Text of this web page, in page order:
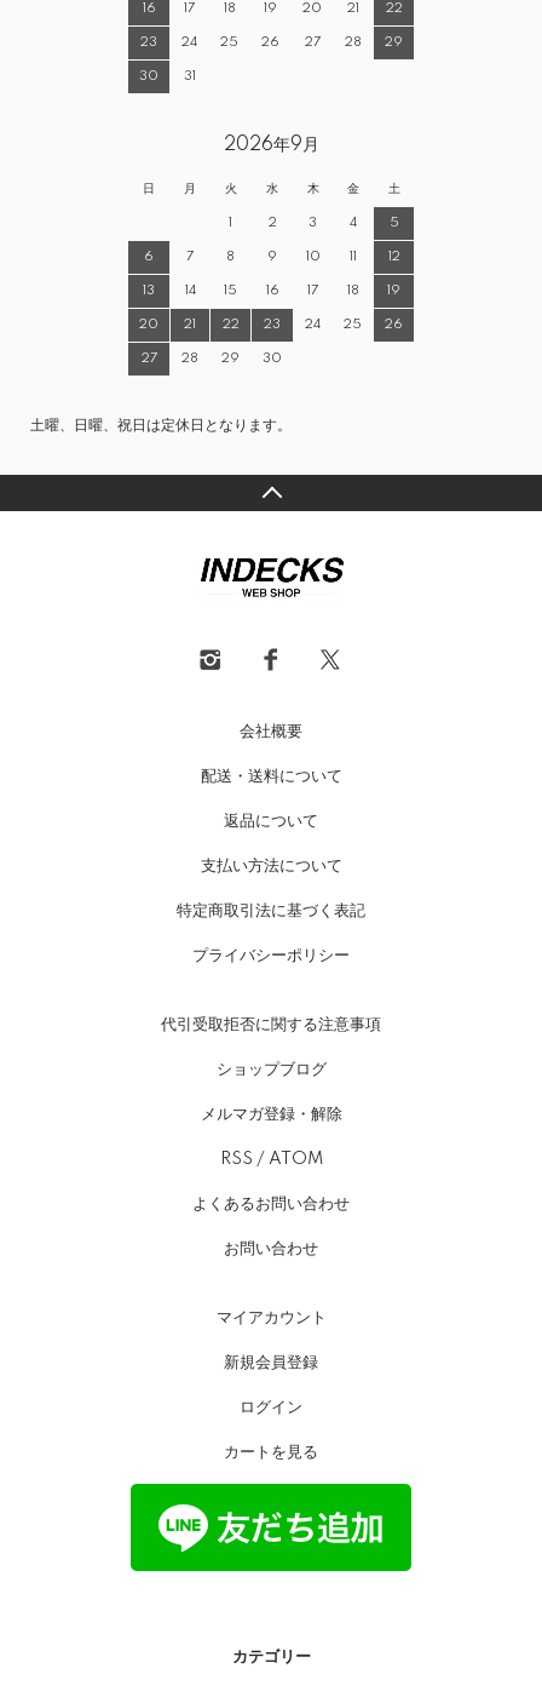
16 17 18 19 20 21 22
23 24 25 26 27 28 29
30 31
2026年9月
日 月 火 水 木 金 土
2 3 4 5
6 7 8 9 10 12
13 14 15 16 17 18 19
20 21 22 23 24 25 26
27 28 29 30
土曜、日曜、祝日は定休日となります。
会社概要
配送・送料について
返品について
支払い方法について
特定商取引法に基づく表記
プライバシーポリシー
代引受取拒否に関する注意事項
ショップブログ
メルマガ登録・解除
RSS / ATOM
よくあるお問い合わせ
お問い合わせ
マイアカウント
新規会員登録
ログイン
カートを見る
カテゴリー